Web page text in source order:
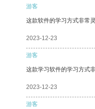
游客
这款软件的学习方式非常
2023-12-23
游客
这款学习软件的学习方式
2023-12-23
游客